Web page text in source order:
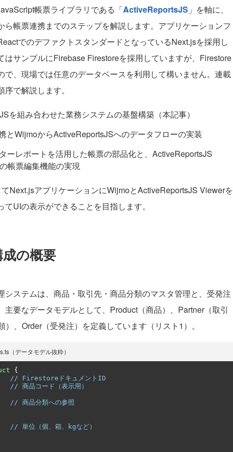
帳票ライブラリである「ActiveReportsJS 」を軸に、
ら帳票連携までのステップを解説します。アプリケーションフ
でのデファクトスタンダードとなっているNext.jsを採用し
はサンプルにFirebase Firestoreを採用していますが、Firestore
で、現場では任意のデータベースを利用して構いません。連載
で解説します。
を組み合わせた業務システムの基盤構築（本記事）
とWijmoからActiveReportsJSへのデータフローの実装
ーレポートを活用した帳票の部品化と、ActiveReportsJS
帳票編集機能の実現
Next.jsアプリケーションにWijmoとActiveReportsJS Viewerを
UIの表示ができることを目指します。
の概要
ステムは、商品・取引先・商品分類のマスタ管理と、受発注
主要なデータモデルとして、Product（商品）、Partner（取引
、Order（受発注）を定義しています（リスト1）。
（データモデル抜粋）
{
// FirestoreドキュメントID
// 商品コード（表示用）
// 商品分類への参照
// 単位（個、箱、kgなど）